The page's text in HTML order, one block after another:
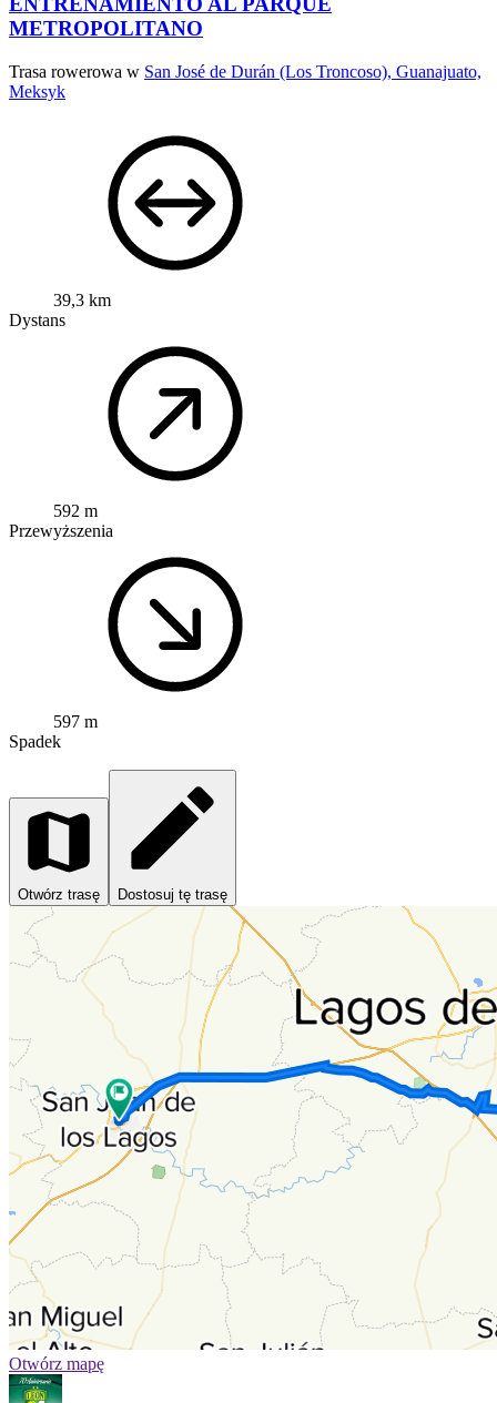
METROPOLITANO
Trasa rowerowa w San José de Durán (Los Troncoso), Guanajuato,
Meksyk
39,3 km
Dystans
592 m
Przewyższenia
597 m
Spadek
Otwórz trasę Dostosuj tę trasę
Otwórz mapę